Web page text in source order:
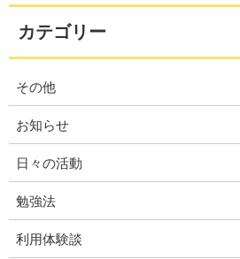
カテゴリー
その他
お知らせ
日々の活動
勉強法
利用体験談